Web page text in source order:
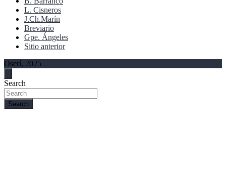
L. Cisneros
J.Ch.Marín
Breviario
Gpe. Ángeles
Sitio anterior
Oserí, 2025
Search
Search